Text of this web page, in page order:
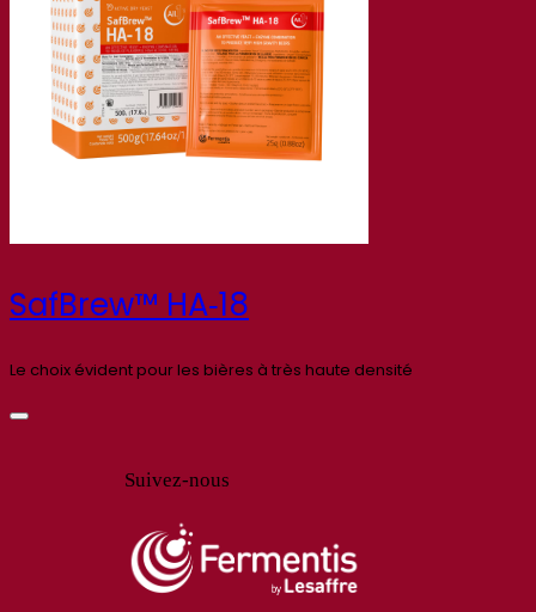
SafBrew™ HA‑18
Le choix évident pour les bières à très haute densité
Suivez-nous